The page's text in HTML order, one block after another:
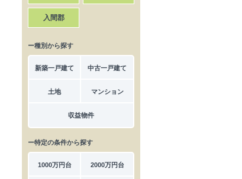
入間郡
ー種別から探す
新築一戸建て 中古一戸建て
土地 マンション
収益物件
ー特定の条件から探す
1000万円台 2000万円台